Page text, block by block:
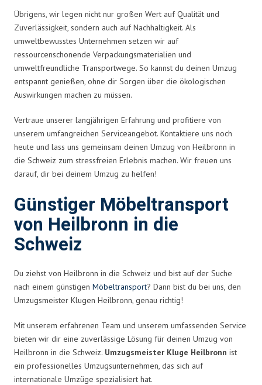
Übrigens, wir legen nicht nur großen Wert auf Qualität und
Zuverlässigkeit, sondern auch auf Nachhaltigkeit. Als
umweltbewusstes Unternehmen setzen wir auf
ressourcenschonende Verpackungsmaterialien und
umweltfreundliche Transportwege. So kannst du deinen Umzug
entspannt genießen, ohne dir Sorgen über die ökologischen
Auswirkungen machen zu müssen.
Vertraue unserer langjährigen Erfahrung und profitiere von
unserem umfangreichen Serviceangebot. Kontaktiere uns noch
heute und lass uns gemeinsam deinen Umzug von Heilbronn in
die Schweiz zum stressfreien Erlebnis machen. Wir freuen uns
darauf, dir bei deinem Umzug zu helfen!
Günstiger Möbeltransport
von Heilbronn in die
Schweiz
Du ziehst von Heilbronn in die Schweiz und bist auf der Suche
nach einem günstigen Möbeltransport? Dann bist du bei uns, den
Umzugsmeister Klugen Heilbronn, genau richtig!
Mit unserem erfahrenen Team und unserem umfassenden Service
bieten wir dir eine zuverlässige Lösung für deinen Umzug von
Heilbronn in die Schweiz. Umzugsmeister Kluge Heilbronn ist
ein professionelles Umzugsunternehmen, das sich auf
internationale Umzüge spezialisiert hat.